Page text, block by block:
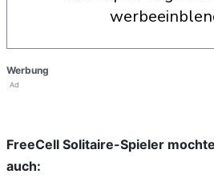
Werbung
Ad
FreeCell Solitaire-Spieler
auch: